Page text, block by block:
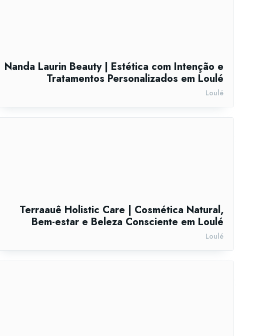
Nanda Laurin Beauty | Estética com Intenção e
Tratamentos Personalizados em Loulé
Loulé
Terraauê Holistic Care | Cosmética Natural,
Bem-estar e Beleza Consciente em Loulé
Loulé